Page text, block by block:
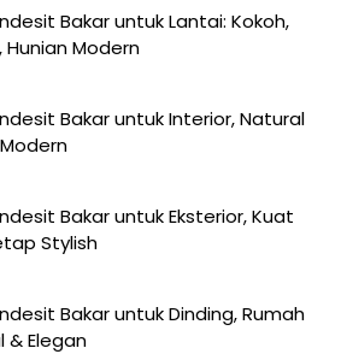
Bakar untuk Lantai: Kokoh,
Hunian Modern
Bakar untuk Interior, Natural
Bakar untuk Eksterior, Kuat
Stylish
Bakar untuk Dinding, Rumah
& Elegan